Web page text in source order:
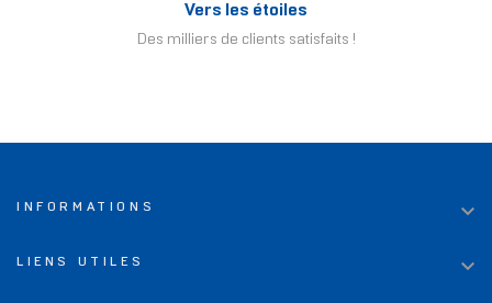
Vers les étoiles
Des milliers de clients satisfaits !
INFORMATIONS 
LIENS UTILES 